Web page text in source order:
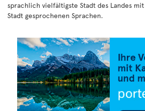
sprachlich vielfältigste Stadt des Landes
Stadt gesprochenen Sprachen.